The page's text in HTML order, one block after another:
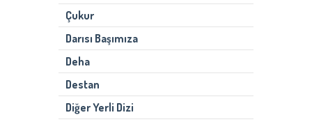
Çukur
Darısı Başımıza
Deha
Destan
Diğer Yerli Dizi